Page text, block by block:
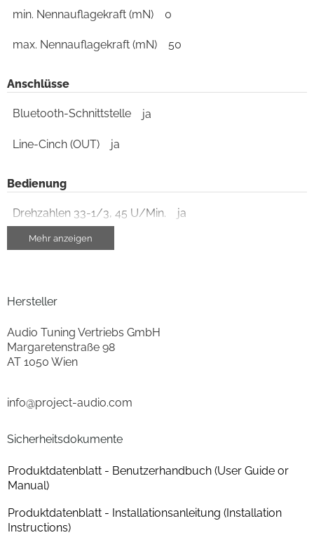
min. Nennauflagekraft (mN) 0
max. Nennauflagekraft (mN) 50
Anschlüsse
Bluetooth-Schnittstelle ja
Line-Cinch (OUT) ja
Bedienung
Drehzahlen 33-1/3, 45 U/Min. ja
Farben
Farbe schwarz
Breite (cm)
Höhe (cm) 10
Mehr anzeigen
Hersteller
Audio Tuning Vertriebs GmbH
Margaretenstraße 98
AT 1050 Wien
info@project-audio.com
Sicherheitsdokumente
Produktdatenblatt - Benutzerhandbuch (User Guide or
Manual)
Produktdatenblatt - Installationsanleitung (Installation
Instructions)